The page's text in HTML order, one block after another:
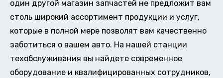
один другой магазин запчастей не предложит вам
столь широкий ассортимент продукции и услуг,
которые в полной мере позволят вам качественно
заботиться о вашем авто. На нашей станции
техобслуживания вы найдете современное
оборудование и квалифицированных сотрудников,